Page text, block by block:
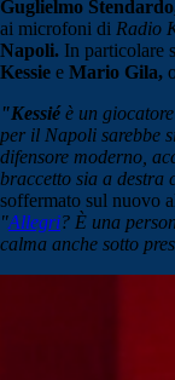
Guglielmo
ai microfoni di Radio
Napoli. In particolare
Kessie e Mario Gila,
"Kessiéè un
per il Napoli sarebbe
difensore moderno,
braccetto sia a destra
soffermato sul nuovo
"Allegri? È una
calma anche sotto